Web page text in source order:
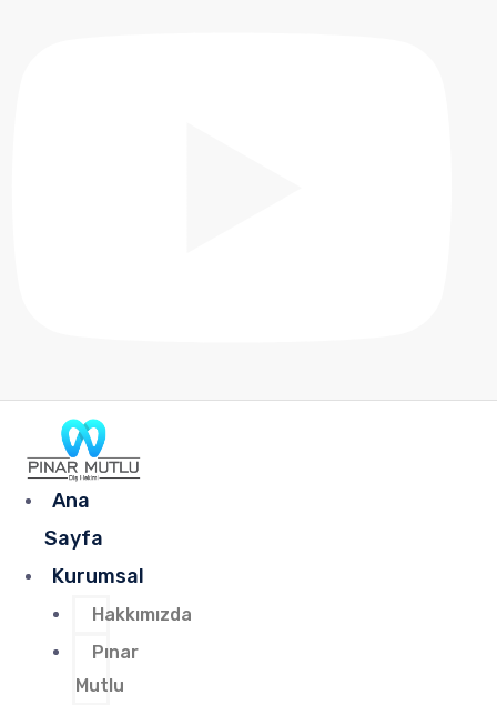
Ana
Sayfa
Kurumsal
Hakkımızda
Pınar
Mutlu